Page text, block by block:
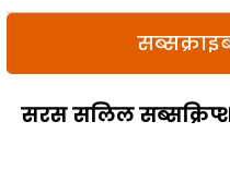
सरस सलिल